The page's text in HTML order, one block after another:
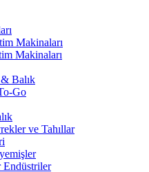
Makinaları
Makinaları
Balık
Go
ve Tahıllar
Endüstriler